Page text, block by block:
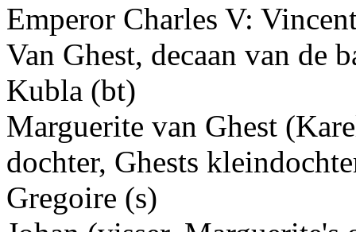
Emperor Charles V:
Van Ghest, decaan van de
Kubla (bt)
Marguerite van Ghest
dochter, Ghests
Gregoire (s)